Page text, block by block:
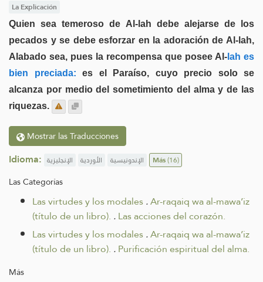
La Explicación
Quien sea temeroso de Al-lah debe alejarse de los
pecados y se debe esforzar en la adoración de Al-lah,
Alabado sea, pues la recompensa que posee Al- lah es
bien preciada: es el Paraíso, cuyo precio solo se
alcanza por medio del sometimiento del alma y de las
riquezas.
Mostrar las Traducciones
Idioma: الإنجليزية الأوردية الإندونيسية Más(16)
Las Categorías
Las virtudes y los modales.Ar-raqaiq wa al-mawa’iz
(título de un libro). .Las acciones del corazón.
Las virtudes y los modales.Ar-raqaiq wa al-mawa’iz
(título de un libro). .Purificación espiritual del alma.
Más